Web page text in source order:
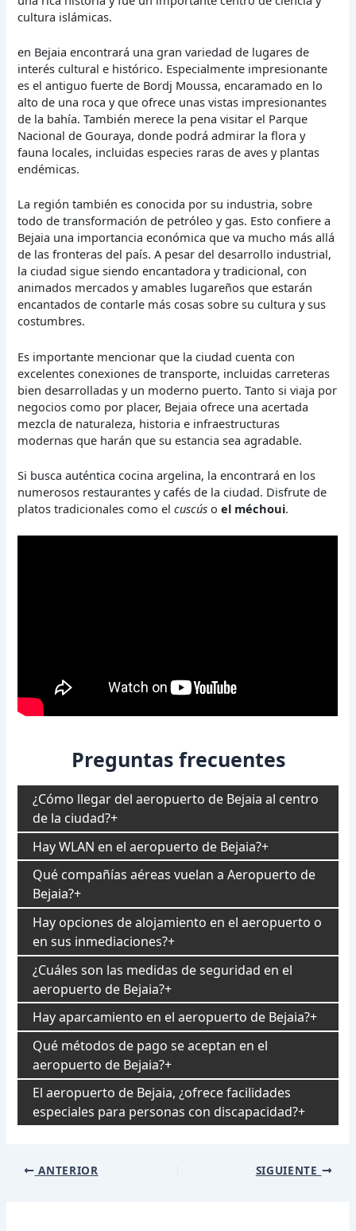
cultura islámicas.
en Bejaia encontrará una gran variedad de lugares de
interés cultural e histórico. Especialmente impresionante
es el antiguo fuerte de Bordj Moussa, encaramado en lo
alto de una roca y que ofrece unas vistas impresionantes
de la bahía. También merece la pena visitar el Parque
Nacional de Gouraya, donde podrá admirar la flora y
fauna locales, incluidas especies raras de aves y plantas
endémicas.
La región también es conocida por su industria, sobre
todo de transformación de petróleo y gas. Esto confiere a
Bejaia una importancia económica que va mucho más allá
de las fronteras del país. A pesar del desarrollo industrial,
la ciudad sigue siendo encantadora y tradicional, con
animados mercados y amables lugareños que estarán
encantados de contarle más cosas sobre su cultura y sus
costumbres.
Es importante mencionar que la ciudad cuenta con
excelentes conexiones de transporte, incluidas carreteras
bien desarrolladas y un moderno puerto. Tanto si viaja por
negocios como por placer, Bejaia ofrece una acertada
mezcla de naturaleza, historia e infraestructuras
modernas que harán que su estancia sea agradable.
Si busca auténtica cocina argelina, la encontrará en los
numerosos restaurantes y cafés de la ciudad. Disfrute de
platos tradicionales como elcuscús oel méchoui.
Preguntas frecuentes
¿Cómo llegar del aeropuerto de Bejaia al centro
de la ciudad?
Hay WLAN en el aeropuerto de Bejaia?
Qué compañías aéreas vuelan a Aeropuerto de
Bejaia?
Hay opciones de alojamiento en el aeropuerto o
en sus inmediaciones?
¿Cuáles son las medidas de seguridad en el
aeropuerto de Bejaia?
Hay aparcamiento en el aeropuerto de Bejaia?
Qué métodos de pago se aceptan en el
aeropuerto de Bejaia?
El aeropuerto de Bejaia, ¿ofrece facilidades
especiales para personas con discapacidad?
Navegación
ANTERIOR SIGUIENTE